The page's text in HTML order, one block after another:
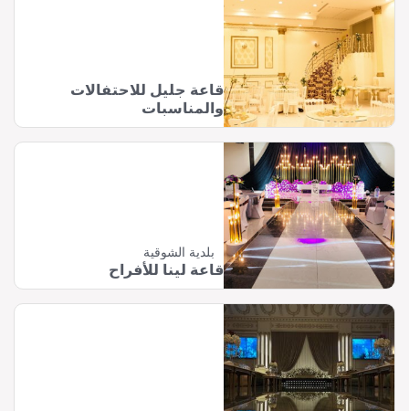
قاعة جليل للاحتفالات
والمناسبات
بلدية الشوقية
قاعة لينا للأفراح